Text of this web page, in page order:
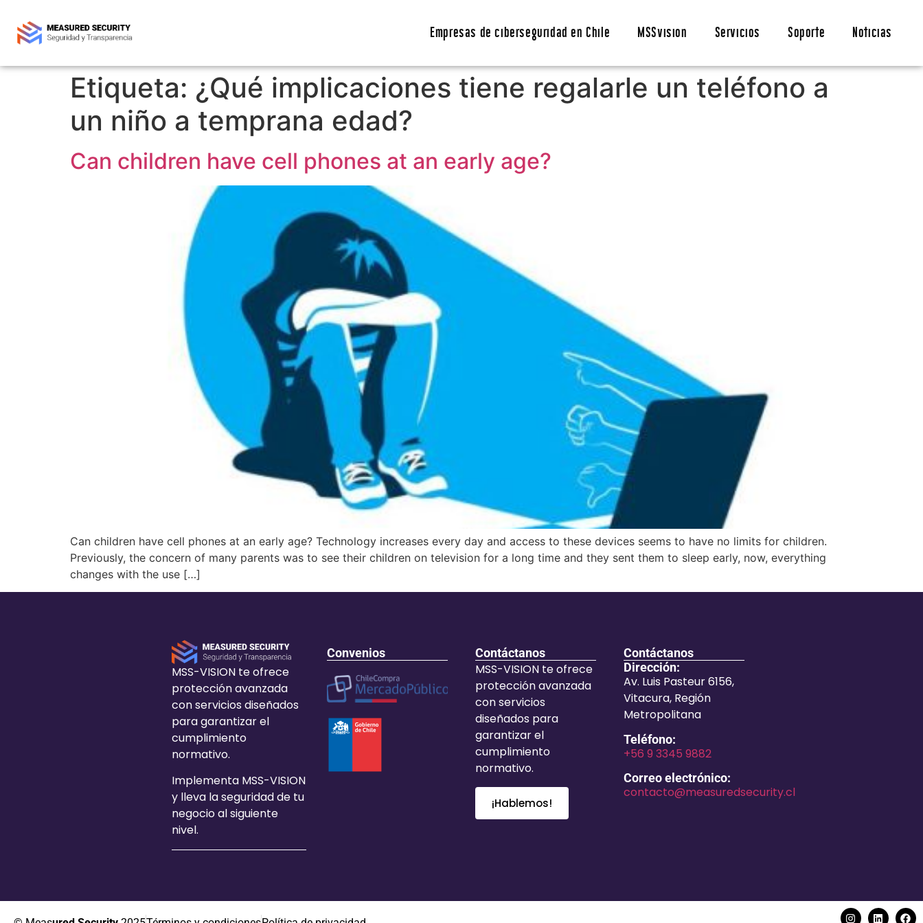
Empresas de ciberseguridad en Chile MSSvision Servicios Soporte Noticias
Etiqueta: ¿Qué implicaciones tiene regalarle un teléfono a
un niño a temprana edad?
Can children have cell phones at an early age?
Can children have cell phones at an early age? Technology increases every day and access to these devices seems to have no limits for children.
Previously, the concern of many parents was to see their children on television for a long time and they sent them to sleep early, now, everything
changes with the use […]
MSS-VISION te ofrece
protección avanzada
con servicios diseñados
para garantizar el
cumplimiento
normativo.
Implementa MSS-VISION
y lleva la seguridad de tu
negocio al siguiente
nivel.
Convenios Contáctanos
MSS-VISION te ofrece
protección avanzada
con servicios
diseñados para
garantizar el
cumplimiento
normativo.
¡Hablemos!
Contáctanos
Dirección:
Av. Luis Pasteur 6156,
Vitacura, Región
Metropolitana
Teléfono:
+56 9 3345 9882
Correo electrónico:
contacto@measuredsecurity.cl